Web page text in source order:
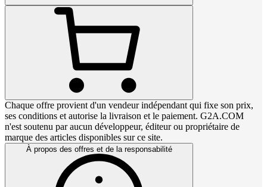
Chaque offre provient d'un vendeur indépendant qui fixe son prix,
ses conditions et autorise la livraison et le paiement. G2A.COM
n'est soutenu par aucun développeur, éditeur ou propriétaire de
marque des articles disponibles sur ce site.
À propos des offres et de la responsabilité